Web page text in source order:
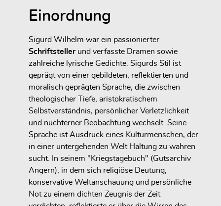
Einordnung
Sigurd Wilhelm war ein passionierter
Schriftstellerund verfasste Dramen sowie
zahlreiche lyrische Gedichte. Sigurds Stil ist
geprägt von einer gebildeten, reflektierten und
moralisch geprägten Sprache, die zwischen
theologischer Tiefe, aristokratischem
Selbstverständnis, persönlicher Verletzlichkeit
und nüchterner Beobachtung wechselt. Seine
Sprache ist Ausdruck eines Kulturmenschen, der
in einer untergehenden Welt Haltung zu wahren
sucht. In seinem "Kriegstagebuch" (Gutsarchiv
Angern), in dem sich religiöse Deutung,
konservative Weltanschauung und persönliche
Not zu einem dichten Zeugnis der Zeit